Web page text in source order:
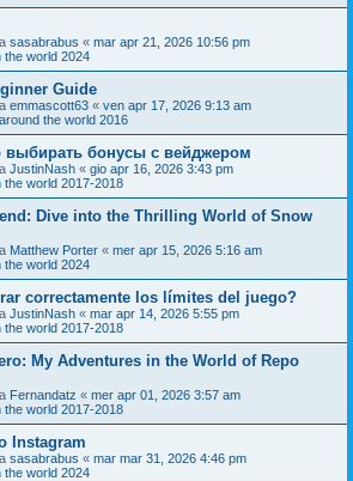
sasabrabus « mar apr 21, 2026 10:56 pm
the world 2024
Guide
emmascott63 « ven apr 17, 2026 9:13 am
the world 2016
выбирать бонусы с вейджером
JustinNash « gio apr 16, 2026 3:43 pm
the world 2017-2018
Dive into the Thrilling World of Snow
Matthew Porter « mer apr 15, 2026 5:16 am
the world 2024
correctamente los límites del juego?
JustinNash « mar apr 14, 2026 5:55 pm
the world 2017-2018
My Adventures in the World of Repo
Fernandatz « mer apr 01, 2026 3:57 am
the world 2017-2018
Instagram
sasabrabus « mar mar 31, 2026 4:46 pm
the world 2024